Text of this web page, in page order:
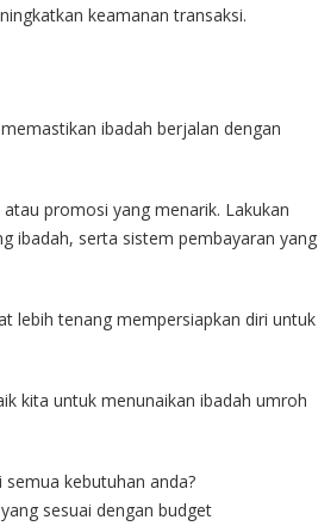
keamanan transaksi.
ibadah berjalan dengan
promosi yang menarik. Lakukan
ibadah, serta sistem pembayaran yang
lebih tenang mempersiapkan diri untuk
kita untuk menunaikan ibadah umroh
kebutuhan anda?
sesuai dengan budget